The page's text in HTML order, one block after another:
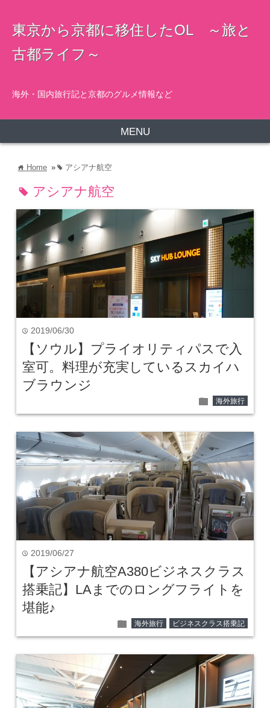
東京から京都に移住したOL ～旅と
古都ライフ～
海外・国内旅行記と京都のグルメ情報など
MENU
home Home » tag アシアナ航空
tag アシアナ航空
time 2019/06/30
【ソウル】プライオリティパスで入
室可。料理が充実しているスカイハ
ブラウンジ
folder 海外旅行
time 2019/06/27
【アシアナ航空A380ビジネスクラス
搭乗記】LAまでのロングフライトを
堪能♪
folder 海外旅行 ビジネスクラス搭乗記